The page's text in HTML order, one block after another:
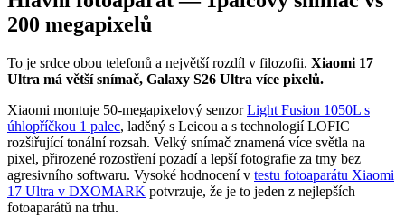
200 megapixelů
To je srdce obou telefonů a největší rozdíl v filozofii. Xiaomi 17
Ultra má větší snímač, Galaxy S26 Ultra více pixelů.
Xiaomi montuje 50-megapixelový senzorLight Fusion 1050L s
úhlopříčkou 1 palec, laděný s Leicou a s technologií LOFIC
rozšiřující tonální rozsah. Velký snímač znamená více světla na
pixel, přirozené rozostření pozadí a lepší fotografie za tmy bez
agresivního softwaru. Vysoké hodnocení v testu fotoaparátu Xiaomi
17 Ultra v DXOMARK potvrzuje, že je to jeden z nejlepších
fotoaparátů na trhu.